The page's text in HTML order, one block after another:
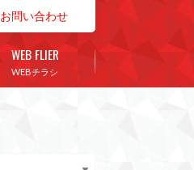
お問い合わせ
WEBチラシ
WEB FLIER